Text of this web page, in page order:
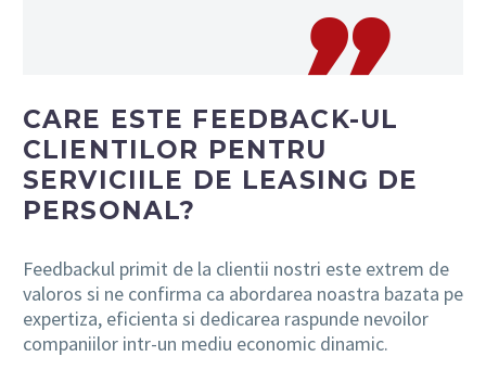
CARE ESTE FEEDBACK-UL
CLIENTILOR PENTRU
SERVICIILE DE LEASING DE
PERSONAL?
Feedbackul primit de la clientii nostri este extrem de
valoros si ne confirma ca abordarea noastra bazata pe
expertiza, eficienta si dedicarea raspunde nevoilor
companiilor intr-un mediu economic dinamic.